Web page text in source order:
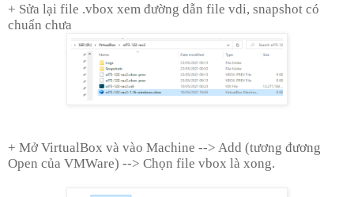
+ Sửa lại file .vbox xem đường dẫn file vdi, snapshot có
chuẩn chưa
+ Mở VirtualBox và vào Machine --> Add (tương đương
Open của VMWare) --> Chọn file vbox là xong.